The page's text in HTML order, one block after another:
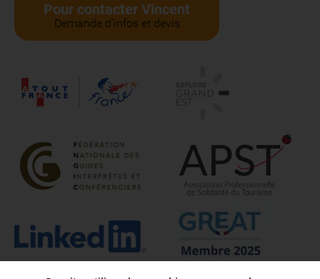
Pour contacter Vincent
Demande d'infos et devis